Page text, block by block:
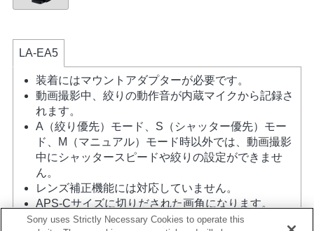
LA-EA5
装着にはマウントアダプターが必要です。
動画撮影中、絞りの動作音が内蔵マイクから記録さ
れます。
A（絞り優先）モード、S（シャッター優先）モー
ド、M（マニュアル）モード時以外では、動画撮影
中にシャッタースピードや絞りの設定ができませ
ん。
レンズ補正機能には対応していません。
APS-Cサイズに切りだされた画角になります。
マウントアダプターを使用して「Aマウントレン
Sony uses Strictly Necessary Cookies to operate this